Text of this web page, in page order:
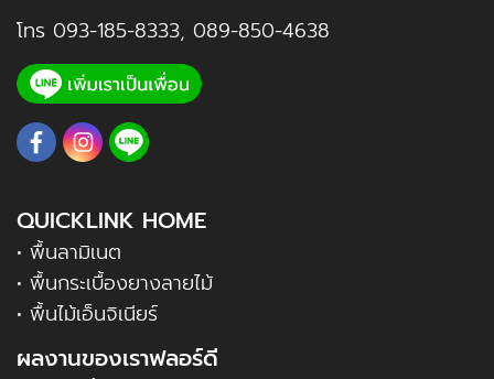
โทร 093-185-8333, 089-850-4638
QUICKLINK HOME
• พื้นลามิเนต
• พื้นกระเบื้องยางลายไม้
• พื้นไม้เอ็นจิเนียร์
ผลงานของเราฟลอร์ดี